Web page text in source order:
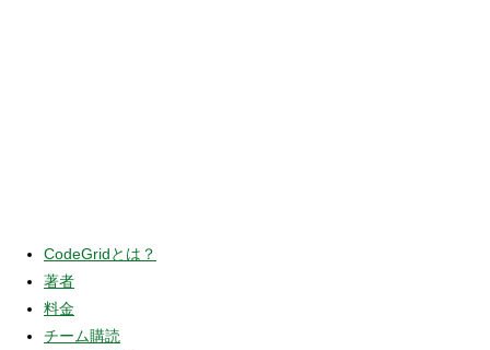
CodeGridとは？
著者
料金
チーム購読